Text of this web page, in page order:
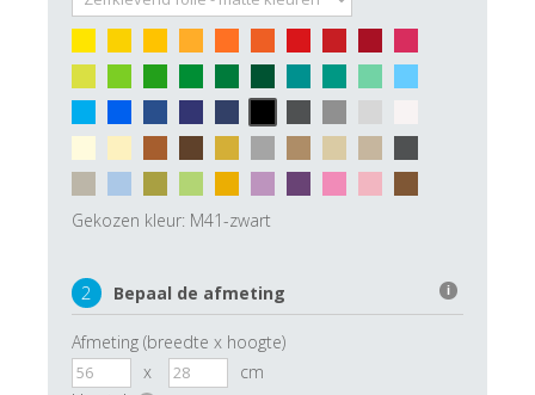
Gekozen kleur: M41-zwart
2 Bepaal de afmeting i
Afmeting (breedte x hoogte)
x
cm